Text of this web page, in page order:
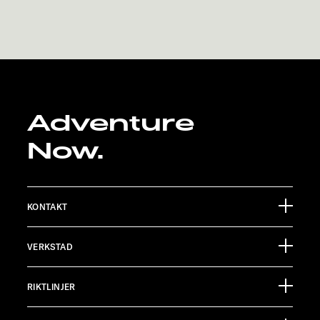
Adventure
Now.
KONTAKT
Ölmühlestraße 6
88299 Leutkirch
Germany
VERKSTAD
Informationsmaterial
RIKTLINJER